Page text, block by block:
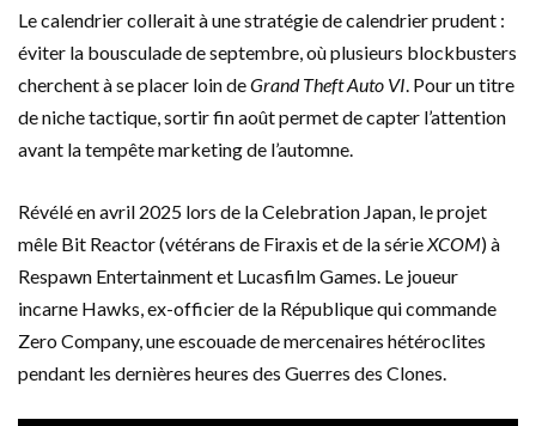
Le calendrier collerait à une stratégie de calendrier prudent :
éviter la bousculade de septembre, où plusieurs blockbusters
cherchent à se placer loin deGrand Theft Auto VI. Pour un titre
de niche tactique, sortir fin août permet de capter l’attention
avant la tempête marketing de l’automne.
Révélé en avril 2025 lors de la Celebration Japan, le projet
mêle Bit Reactor (vétérans de Firaxis et de la sérieXCOM) à
Respawn Entertainment et Lucasfilm Games. Le joueur
incarne Hawks, ex-officier de la République qui commande
Zero Company, une escouade de mercenaires hétéroclites
pendant les dernières heures des Guerres des Clones.